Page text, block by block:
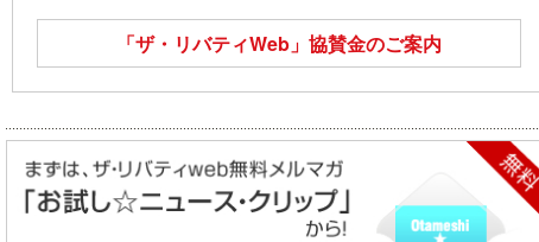
「ザ・リバティWeb」 協賛金のご案内